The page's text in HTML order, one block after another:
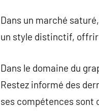
Dans un marché
un style distinctif, offrir
Dans le domaine du
Restez informé des
ses compétences sont